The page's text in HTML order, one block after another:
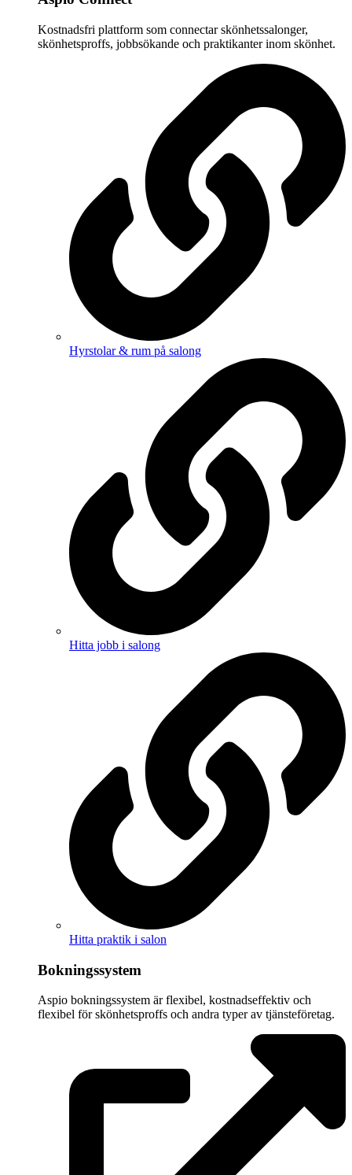
Kostnadsfri plattform som connectar skönhetssalonger,
skönhetsproffs, jobbsökande och praktikanter inom skönhet.
Hyrstolar & rum på salong
Hitta jobb i salong
Hitta praktik i salon
Bokningssystem
Aspio bokningssystem är flexibel, kostnadseffektiv och
flexibel för skönhetsproffs och andra typer av tjänsteföretag.